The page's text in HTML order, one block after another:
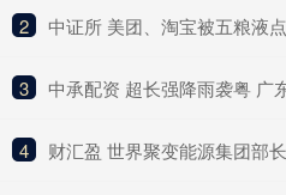
2 中证所 美团、淘宝被五粮液点名
3 中承配资 超长强降雨袭粤 广
4 财汇盈 世界聚变能源集团部长级会议成都声